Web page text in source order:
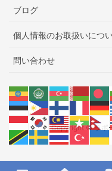
ブログ
個人情報のお取扱いにつ
問い合わせ
Copyright © ラポ